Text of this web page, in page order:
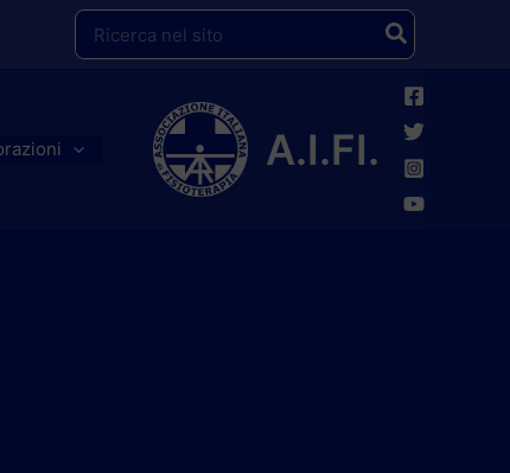
Ricerca
per:
A.I.FI.